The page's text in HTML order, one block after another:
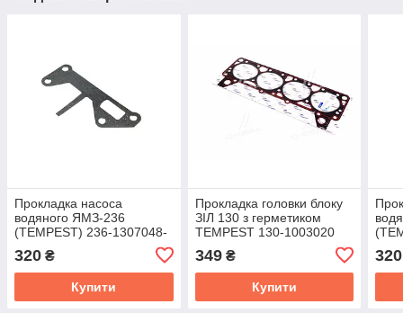
Прокладка насоса
водяного ЯМЗ-236
(TEMPEST) 236-1307048-
320 ₴
Купити
Прокладка головки блоку
ЗІЛ 130 з герметиком
TEMPEST 130-1003020
349₴
Купити
320